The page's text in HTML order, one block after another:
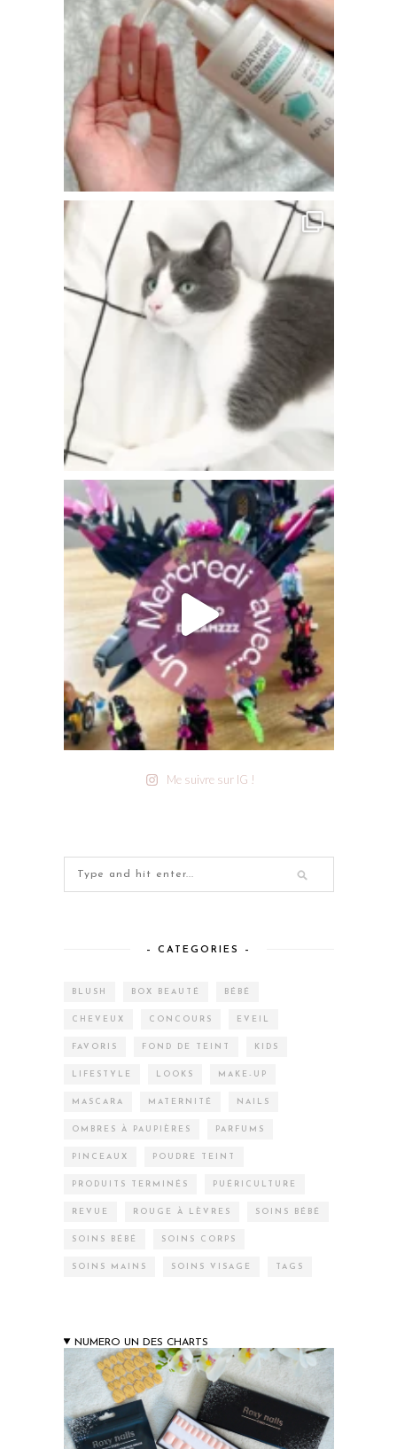
Me suivre sur IG !
– CATEGORIES –
BLUSH BOX BEAUTÉ BÉBÉ
CHEVEUX CONCOURS EVEIL
FAVORIS FOND DE TEINT KIDS
LIFESTYLE LOOKS MAKE-UP
MASCARA MATERNITÉ NAILS
OMBRES À PAUPIÈRES PARFUMS
PINCEAUX POUDRE TEINT
PRODUITS TERMINÉS PUÉRICULTURE
REVUE ROUGE À LÈVRES SOINS BÉBÉ
SOINS BÉBÉ SOINS CORPS
SOINS MAINS SOINS VISAGE TAGS
NUMERO UN DES CHARTS